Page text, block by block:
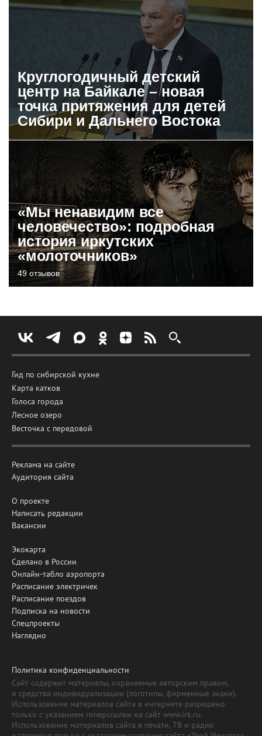
Круглогодичный детский
центр на Байкале – новая
точка притяжения для детей
Сибири и Дальнего Востока
«Мы ненавидим все
человечество»: подробная
история иркутских
«молоточников»
49 отзывов
Гид по сибирской кухне
Карта катков
Голоса города
Лесное озеро
Весточка с передовой
Реклама на сайте
Аудитория сайта
О проекте
Написать редакции
Вакансии
Экокарта
Сделано в России
Онлайн-табло аэропорта
Расписание электричек
Расписание поездов
Подписка на новости
Спецпроекты
Наглядно
Политика конфиденциальности
Сайт содержит материалы, охраняемые авторским правом,
и средства индивидуализации (логотипы, фирменные знаки).
Использование материалов сайта в интернете разрешено
только с указанием гиперссылки на сайт www.irk.ru.
Использование материалов сайта в печати, ТВ и радио